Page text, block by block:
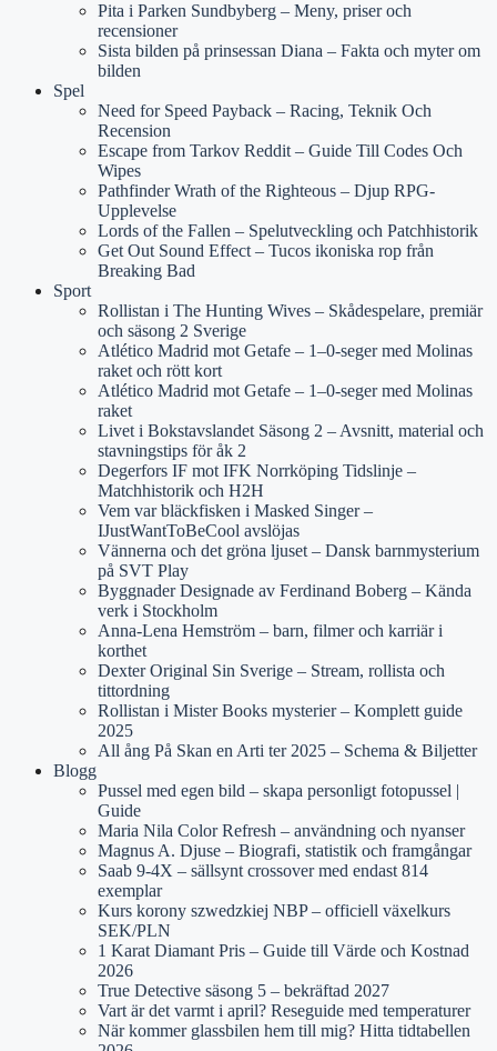
Pita i Parken Sundbyberg – Meny, priser och
recensioner
Sista bilden på prinsessan Diana – Fakta och myter om
bilden
Spel
Need for Speed Payback – Racing, Teknik Och
Recension
Escape from Tarkov Reddit – Guide Till Codes Och
Wipes
Pathfinder Wrath of the Righteous – Djup RPG-
Upplevelse
Lords of the Fallen – Spelutveckling och Patchhistorik
Get Out Sound Effect – Tucos ikoniska rop från
Breaking Bad
Sport
Rollistan i The Hunting Wives – Skådespelare, premiär
och säsong 2 Sverige
Atlético Madrid mot Getafe – 1–0-seger med Molinas
raket och rött kort
Atlético Madrid mot Getafe – 1–0-seger med Molinas
raket
Livet i Bokstavslandet Säsong 2 – Avsnitt, material och
stavningstips för åk 2
Degerfors IF mot IFK Norrköping Tidslinje –
Matchhistorik och H2H
Vem var bläckfisken i Masked Singer –
IJustWantToBeCool avslöjas
Vännerna och det gröna ljuset – Dansk barnmysterium
på SVT Play
Byggnader Designade av Ferdinand Boberg – Kända
verk i Stockholm
Anna-Lena Hemström – barn, filmer och karriär i
korthet
Dexter Original Sin Sverige – Stream, rollista och
tittordning
Rollistan i Mister Books mysterier – Komplett guide
2025
All ång På Skan en Arti ter 2025 – Schema & Biljetter
Blogg
Pussel med egen bild – skapa personligt fotopussel |
Guide
Maria Nila Color Refresh – användning och nyanser
Magnus A. Djuse – Biografi, statistik och framgångar
Saab 9-4X – sällsynt crossover med endast 814
exemplar
Kurs korony szwedzkiej NBP – officiell växelkurs
SEK/PLN
1 Karat Diamant Pris – Guide till Värde och Kostnad
2026
True Detective säsong 5 – bekräftad 2027
Vart är det varmt i april? Reseguide med temperaturer
När kommer glassbilen hem till mig? Hitta tidtabellen